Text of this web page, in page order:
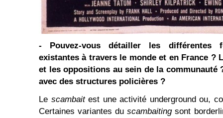
- Pouvez-vous détailler les différentes
existantes à travers le monde et en France ?
et les oppositions au sein de la communauté
avec des structures policières ?
Le scambait est une activité underground ou,
Certaines variantes duscambaitingsont